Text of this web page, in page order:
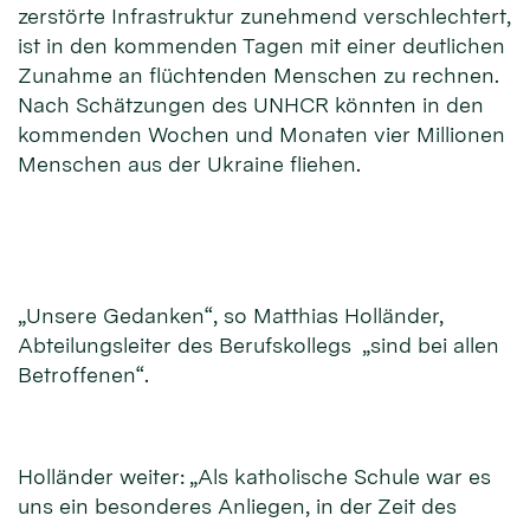
zerstörte Infrastruktur zunehmend verschlechtert,
ist in den kommenden Tagen mit einer deutlichen
Zunahme an flüchtenden Menschen zu rechnen.
Nach Schätzungen des UNHCR könnten in den
kommenden Wochen und Monaten vier Millionen
Menschen aus der Ukraine fliehen.
„Unsere Gedanken“, so Matthias Holländer,
Abteilungsleiter des Berufskollegs „sind bei allen
Betroffenen“.
Holländer weiter: „Als katholische Schule war es
uns ein besonderes Anliegen, in der Zeit des